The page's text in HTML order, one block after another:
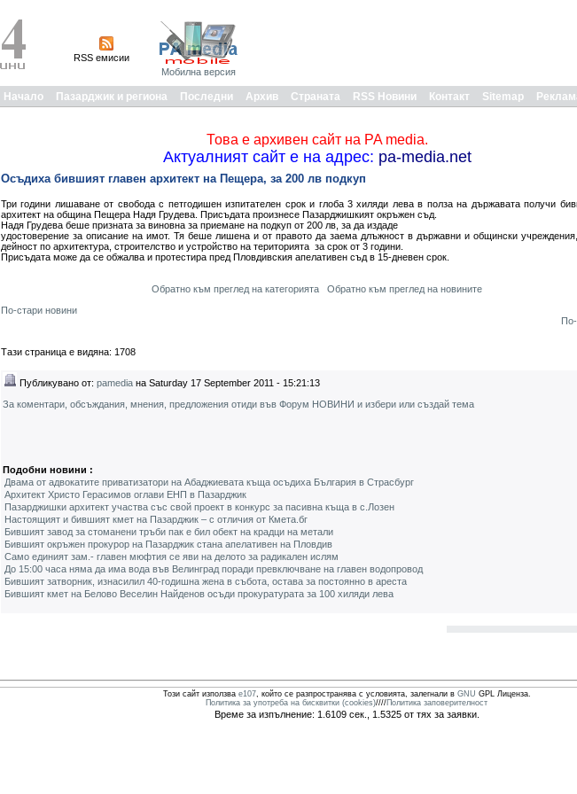
RSS емисии
Мобилна версия
Начало Пазарджик и региона Последни Архив Страната RSS Новини Контакт Sitemap
Това е архивен сайт на PA media.
Актуалният сайт е на адрес: pa-media.net
Осъдиха бившият главен архитект на Пещера, за 200 лв подкуп
Три години лишаване от свобода с петгодишен изпитателен срок и глоба 3 хиляди лева в полза на държавата получи
архитект на община Пещера Надя Грудева. Присъдата произнесе Пазарджишкият окръжен съд.
Надя Грудева беше призната за виновна за приемане на подкуп от 200 лв, за да издаде
удостоверение за описание на имот. Тя беше лишена и от правото да заема длъжност в държавни и общински
дейност по архитектура, строителство и устройство на територията за срок от 3 години.
Присъдата може да се обжалва и протестира пред Пловдивския апелативен съд в 15-дневен срок.
Обратно към преглед на категорията
Обратно към преглед на новините
По-стари новини
Тази страница е видяна: 1708
Публикувано от: pamedia на Saturday 17 September 2011 - 15:21:13
За коментари, обсъждания, мнения, предложения отиди във Форум НОВИНИ и избери или създай тема
Подобни новини :
Двама от адвокатите приватизатори на Абаджиевата къща осъдиха България в Страсбург
Архитект Христо Герасимов оглави ЕНП в Пазарджик
Пазарджишки архитект участва със свой проект в конкурс за пасивна къща в с.Лозен
Настоящият и бившият кмет на Пазарджик – с отличия от Кмета.бг
Бившият завод за стоманени тръби пак е бил обект на крадци на метали
Бившият окръжен прокурор на Пазарджик стана апелативен на Пловдив
Само единият зам.- главен мюфтия се яви на делото за радикален ислям
До 15:00 часа няма да има вода във Велинград поради превключване на главен водопровод
Бившият затворник, изнасилил 40-годишна жена в събота, остава за постоянно в ареста
Бившият кмет на Белово Веселин Найденов осъди прокуратурата за 100 хиляди лева
Този сайт използва e107, който се разпространява с условията, залегнали в GNU GPL Лиценза.
Политика за употреба на бисквитки (cookies)////Политика заповерителност
Време за изпълнение: 1.6109 сек., 1.5325 от тях за заявки.